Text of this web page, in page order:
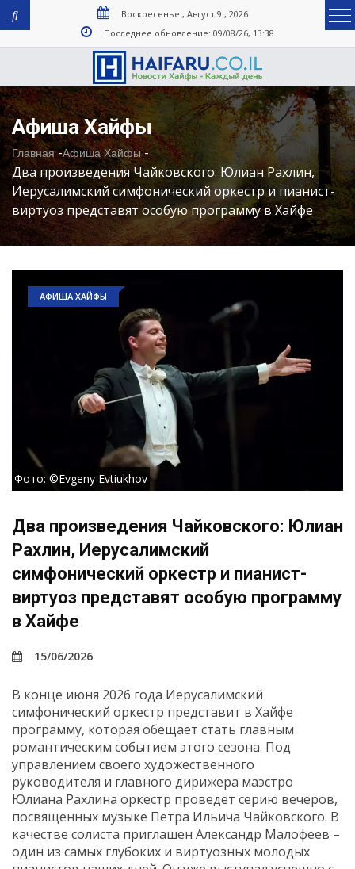
Воскресенье , Август 9 , 2026
Последнее обновление: 09/08/26, 13:38
Афиша Хайфы
Главная-Афиша Хайфы-
Два произведения Чайковского: Юлиан Рахлин,
Иерусалимский симфонический оркестр и пианист-
виртуоз представят особую программу в Хайфе
АФИША ХАЙФЫ
Фото: ©Evgeny Evtiukhov
Два произведения Чайковского: Юлиан
Рахлин, Иерусалимский
симфонический оркестр и пианист-
виртуоз представят особую программу
в Хайфе
15/06/2026
В конце июня 2026 года Иерусалимский
симфонический оркестр представит в Хайфе
программу, которая обещает стать главным
романтическим событием этого сезона. Под
управлением своего художественного
руководителя и главного дирижера маэстро
Юлиана Рахлина оркестр проведет серию вечеров,
посвященных музыке Петра Ильича Чайковского. В
качестве солиста приглашен Александр Малофеев –
один из самых глубоких и виртуозных молодых